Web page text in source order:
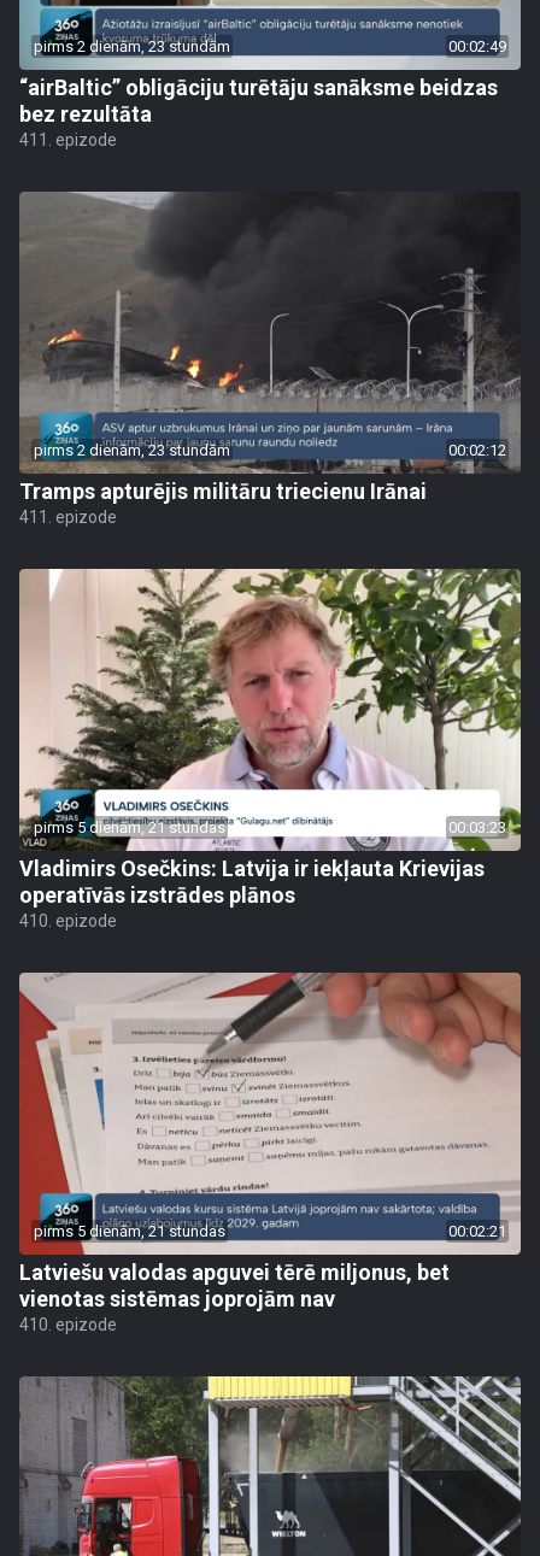
pirms 2 dienām, 23 stundām 00:02:49
“airBaltic” obligāciju turētāju sanāksme beidzas
bez rezultāta
411. epizode
pirms 2 dienām, 23 stundām 00:02:12
Tramps apturējis militāru triecienu Irānai
411. epizode
pirms 5 dienām, 21 stundas 00:03:23
Vladimirs Osečkins: Latvija ir iekļauta Krievijas
operatīvās izstrādes plānos
410. epizode
pirms 5 dienām, 21 stundas 00:02:21
Latviešu valodas apguvei tērē miljonus, bet
vienotas sistēmas joprojām nav
410. epizode